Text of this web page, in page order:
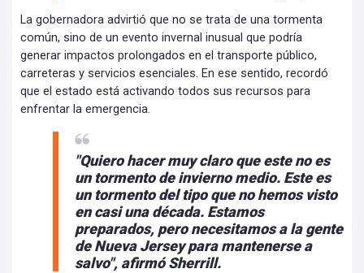
La gobernadora advirtió que no se trata de una tormenta
común, sino de un evento invernal inusual que podría
generar impactos prolongados en el transporte público,
carreteras y servicios esenciales. En ese sentido, recordó
que el estado está activando todos sus recursos para
enfrentar la emergencia.
"Quiero hacer muy claro que este no es
un tormento de invierno medio. Este es
un tormento del tipo que no hemos visto
en casi una década. Estamos
preparados, pero necesitamos a la gente
de Nueva Jersey para mantenerse a
salvo", afirmó Sherrill.